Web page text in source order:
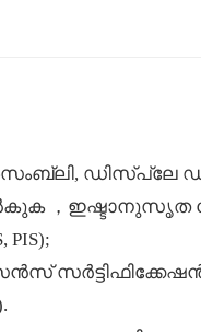
അസംബ്ലി,
，ഇഷ്ടാനുസൃത